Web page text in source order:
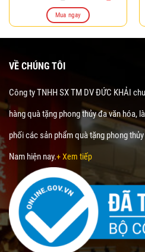
gốc
là:
240.000₫.
hiện
là:
Mua ngay
VỀ CHÚNG TÔI
Công ty TNHH SX TM DV ĐỨC KHẢI
hàng quà tặng phong thủy đa văn hóa,
phối các sản phẩm quà tặng phong
Nam hiện nay.+ Xem tiếp